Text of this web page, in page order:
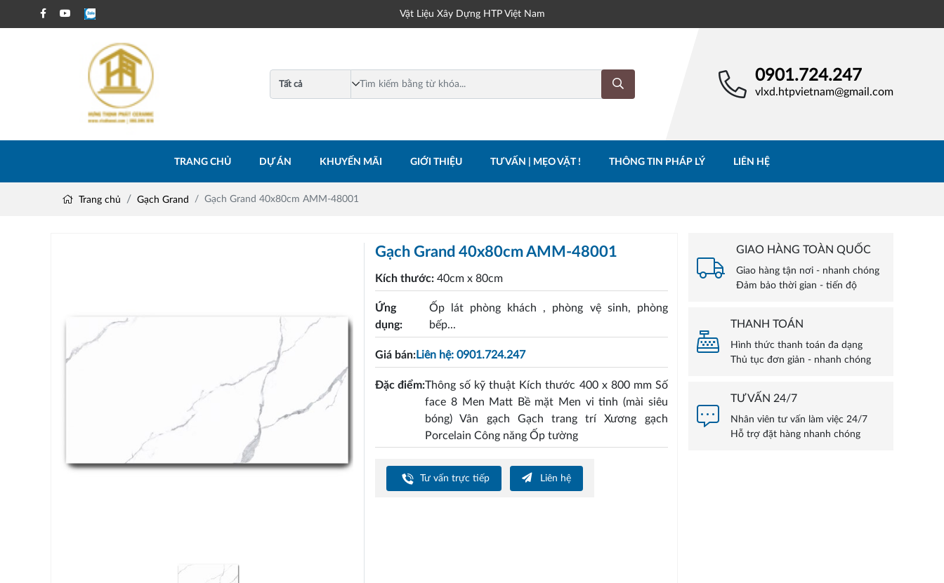
Vật Liệu Xây Dựng HTP Việt Nam
0901.724.247
vlxd.htpvietnam@gmail.com
TRANG CHỦ DỰ ÁN KHUYẾN MÃI GIỚI THIỆU TƯ VẤN | MẸO VẶT ! THÔNG TIN PHÁP LÝ LIÊN HỆ
Trang chủ Gạch Grand Gạch Grand 40x80cm AMM-48001
Gạch Grand 40x80cm AMM-48001
Kích thước:40cm x 80cm
Ứng
dụng:
Ốp lát phòng khách , phòng vệ sinh, phòng
bếp...
Giá bán:Liên hệ: 0901.724.247
Đặc điểm:Thông số kỹ thuật Kích thước 400 x 800 mm Số
face 8 Men Matt Bề mặt Men vi tinh (mài siêu
bóng) Vân gạch Gạch trang trí Xương gạch
Porcelain Công năng Ốp tường
Tư vấn trực tiếp Liên hệ
GIAO HÀNG TOÀN QUỐC
Giao hàng tận nơi - nhanh chóng
Đảm bảo thời gian - tiến độ
THANH TOÁN
Hình thức thanh toán đa dạng
Thủ tục đơn giản - nhanh chóng
TƯ VẤN 24/7
Nhân viên tư vấn làm việc 24/7
Hỗ trợ đặt hàng nhanh chóng